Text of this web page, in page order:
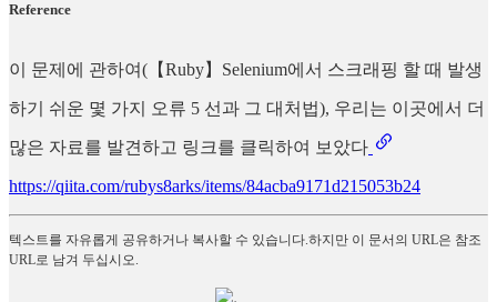
Reference
이 문제에 관하여(【Ruby】Selenium에서 스크래핑 할 때 발생
하기 쉬운 몇 가지 오류 5 선과 그 대처법), 우리는 이곳에서 더
많은 자료를 발견하고 링크를 클릭하여 보았다
https://qiita.com/rubys8arks/items/84acba9171d215053b24
텍스트를 자유롭게 공유하거나 복사할 수 있습니다.하지만 이 문서의 URL은 참조
URL로 남겨 두십시오.